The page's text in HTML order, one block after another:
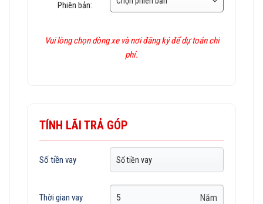
Phiên bản:
Vui lòng chọn dòng xe và nơi đăng ký để dự toán chi
phí.
TÍNH LÃI TRẢ GÓP
Số tiền vay
Thời gian vay Năm